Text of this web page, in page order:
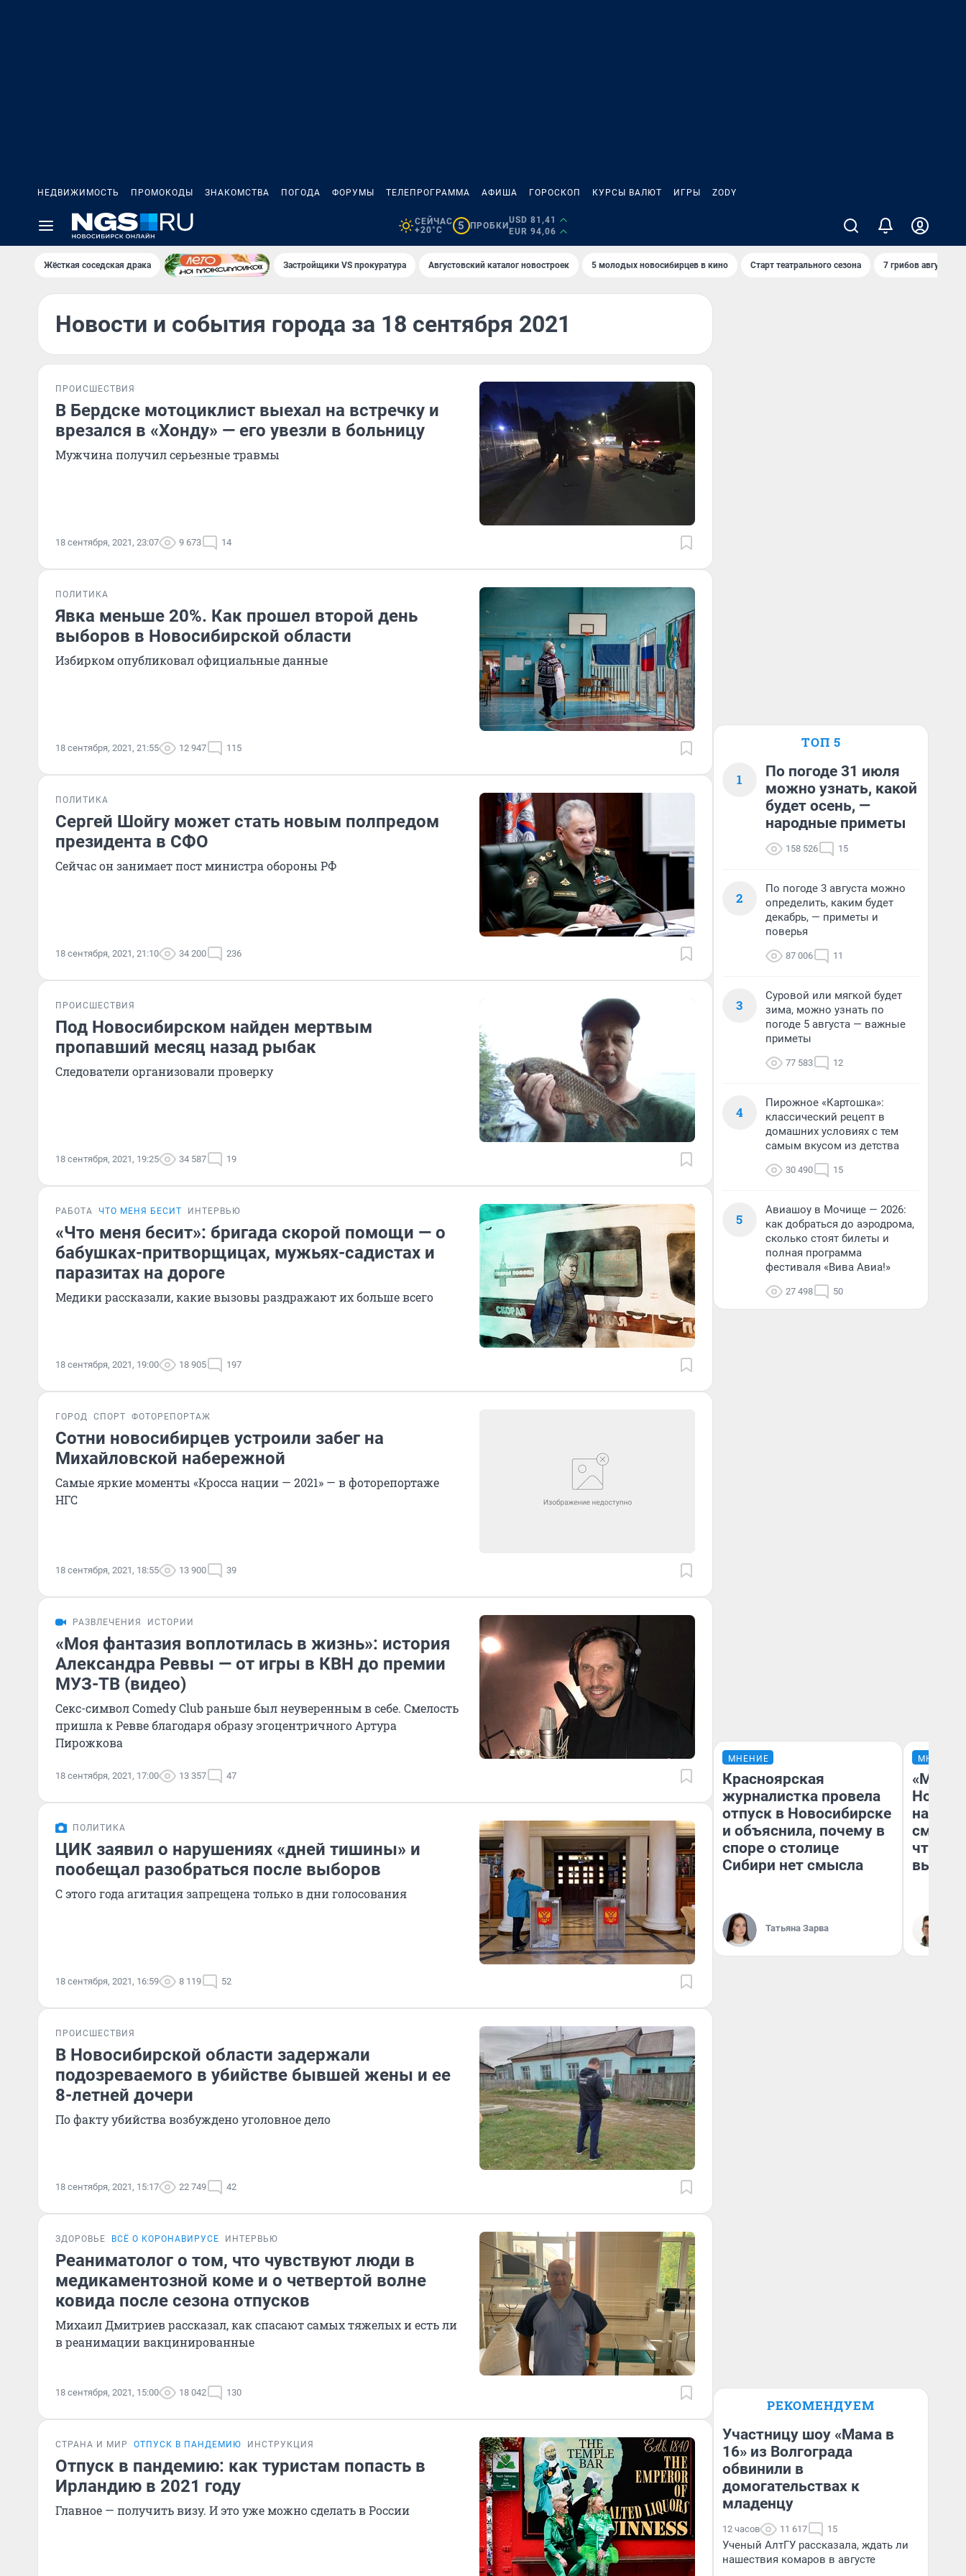
НЕДВИЖИМОСТЬ ПРОМОКОДЫ ЗНАКОМСТВА ПОГОДА ФОРУМЫ ТЕЛЕПРОГРАММА АФИША ГОРОСКОП КУРСЫ ВАЛЮТ ИГРЫ ZODY
СЕЙЧАС
+20°C
5 ПРОБКИ
USD 81,41
EUR 94,06
Жёсткая соседская драка Застройщики VS прокуратура Августовский каталог новостроек 5 молодых новосибирцев в кино Старт театрального сезона 7 грибов августа
Новости и события города за 18 сентября 2021
ПРОИСШЕСТВИЯ
В Бердске мотоциклист выехал на встречку и
врезался в «Хонду» — его увезли в больницу
Мужчина получил серьезные травмы
18 сентября, 2021, 23:07 9 673 14
ПОЛИТИКА
Явка меньше 20%. Как прошел второй день
выборов в Новосибирской области
Избирком опубликовал официальные данные
18 сентября, 2021, 21:55 12 947 115
ПОЛИТИКА
Сергей Шойгу может стать новым полпредом
президента в СФО
Сейчас он занимает пост министра обороны РФ
18 сентября, 2021, 21:10 34 200 236
ПРОИСШЕСТВИЯ
Под Новосибирском найден мертвым
пропавший месяц назад рыбак
Следователи организовали проверку
18 сентября, 2021, 19:25 34 587 19
РАБОТА ЧТО МЕНЯ БЕСИТ ИНТЕРВЬЮ
«Что меня бесит»: бригада скорой помощи — о
бабушках-притворщицах, мужьях-садистах и
паразитах на дороге
Медики рассказали, какие вызовы раздражают их больше всего
18 сентября, 2021, 19:00 18 905 197
ГОРОД СПОРТ ФОТОРЕПОРТАЖ
Сотни новосибирцев устроили забег на
Михайловской набережной
Самые яркие моменты «Кросса нации — 2021» — в фоторепортаже
НГС
18 сентября, 2021, 18:55 13 900 39
РАЗВЛЕЧЕНИЯ ИСТОРИИ
«Моя фантазия воплотилась в жизнь»: история
Александра Реввы — от игры в КВН до премии
МУЗ-ТВ (видео)
Секс-символ Comedy Club раньше был неуверенным в себе. Смелость
пришла к Ревве благодаря образу эгоцентричного Артура
Пирожкова
18 сентября, 2021, 17:00 13 357 47
ПОЛИТИКА
ЦИК заявил о нарушениях «дней тишины» и
пообещал разобраться после выборов
С этого года агитация запрещена только в дни голосования
18 сентября, 2021, 16:59 8 119 52
ПРОИСШЕСТВИЯ
В Новосибирской области задержали
подозреваемого в убийстве бывшей жены и ее
8-летней дочери
По факту убийства возбуждено уголовное дело
18 сентября, 2021, 15:17 22 749 42
ЗДОРОВЬЕ ВСЁ О КОРОНАВИРУСЕ ИНТЕРВЬЮ
Реаниматолог о том, что чувствуют люди в
медикаментозной коме и о четвертой волне
ковида после сезона отпусков
Михаил Дмитриев рассказал, как спасают самых тяжелых и есть ли
в реанимации вакцинированные
18 сентября, 2021, 15:00 18 042 130
СТРАНА И МИР ОТПУСК В ПАНДЕМИЮ ИНСТРУКЦИЯ
Отпуск в пандемию: как туристам попасть в
Ирландию в 2021 году
Главное — получить визу. И это уже можно сделать в России
ТОП 5
1
По погоде 31 июля
можно узнать, какой
будет осень, —
народные приметы
158 526 15
2
По погоде 3 августа можно
определить, каким будет
декабрь, — приметы и
поверья
87 006 11
3
Суровой или мягкой будет
зима, можно узнать по
погоде 5 августа — важные
приметы
77 583 12
4
Пирожное «Картошка»:
классический рецепт в
домашних условиях с тем
самым вкусом из детства
30 490 15
5
Авиашоу в Мочище — 2026:
как добраться до аэродрома,
сколько стоят билеты и
полная программа
фестиваля «Вива Авиа!»
27 498 50
МНЕНИЕ
Красноярская
журналистка провела
отпуск в Новосибирске
и объяснила, почему в
споре о столице
Сибири нет смысла
Татьяна Зарва
МНЕНИЕ
«Мы
чтобы
РЕКОМЕНДУЕМ
Участницу шоу «Мама в
16» из Волгограда
обвинили в
домогательствах к
младенцу
12 часов 11 617 15
Ученый АлтГУ рассказала, ждать ли
нашествия комаров в августе